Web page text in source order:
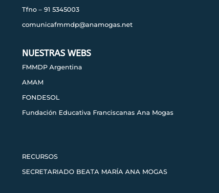
Tfno – 91 5345003
comunicafmmdp@anamogas.net
NUESTRAS WEBS
FMMDP Argentina
AMAM
FONDESOL
Fundación Educativa Franciscanas Ana Mogas
RECURSOS
SECRETARIADO BEATA MARÍA ANA MOGAS